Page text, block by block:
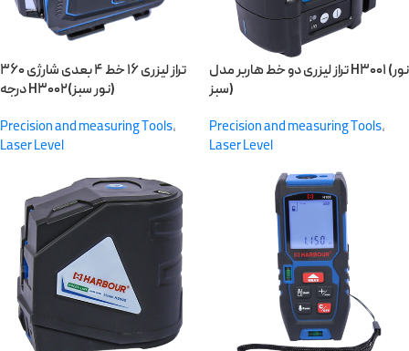
تراز لیزری ۱۶ خط ۴ بعدی شارژی ۳۶۰
درجه H۳۰۰۲(نور سبز)
Precision and measuring Tools,
Laser Level
تراز لیزری دو خط هاربر مدل H۳۰۰۱ (نور
سبز)
Precision and measuring Tools,
Laser Level